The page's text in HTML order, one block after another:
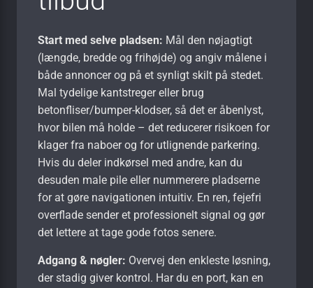
Start med selve pladsen: Mål den nøjagtigt
(længde, bredde og frihøjde) og angiv målene i
både annoncer og på et synligt skilt på stedet.
Mal tydelige kant­streger eller brug
betonfliser/bumper-klodser, så det er åbenlyst,
hvor bilen må holde – det reducerer risikoen for
klager fra naboer og for utlignende parkering.
Hvis du deler indkørsel med andre, kan du
desuden male pile eller nummerere pladserne
for at gøre navigationen intuitiv. En ren, fejefri
overflade sender et professionelt signal og gør
det lettere at tage gode fotos senere.
Adgang & nøgler: Overvej den enkleste løsning,
der stadig giver kontrol. Har du en port, kan en